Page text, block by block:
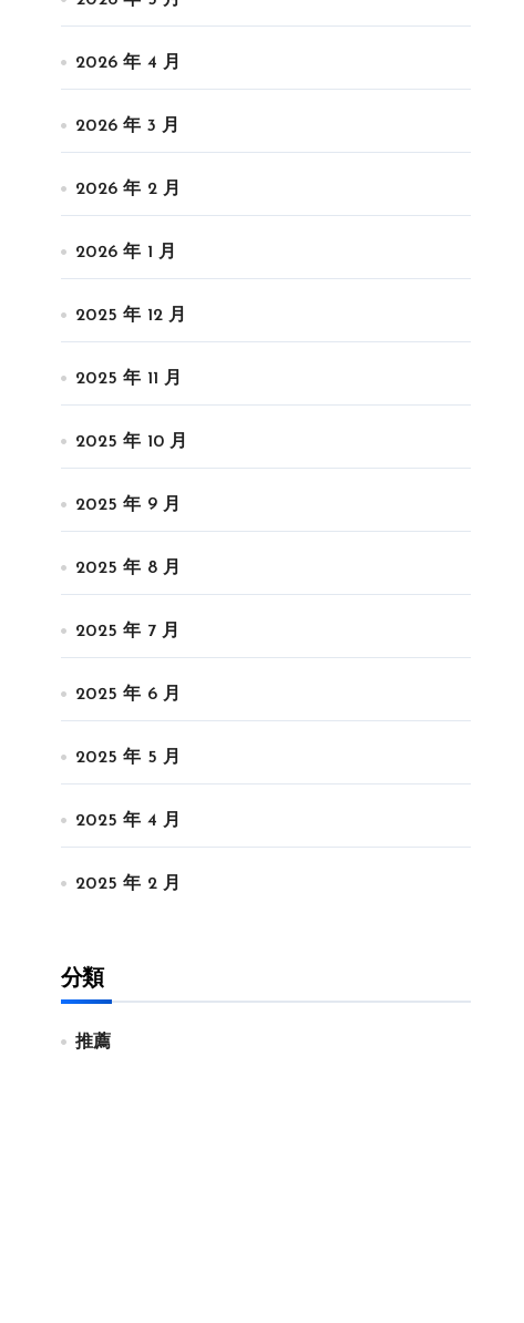
2026 年 4 月
2026 年 3 月
2026 年 2 月
2026 年 1 月
2025 年 12 月
2025 年 11 月
2025 年 10 月
2025 年 9 月
2025 年 8 月
2025 年 7 月
2025 年 6 月
2025 年 5 月
2025 年 4 月
2025 年 2 月
分類
推薦